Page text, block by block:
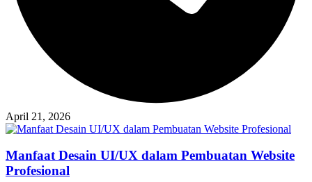
April 21, 2026
Manfaat Desain UI/UX dalam Pembuatan Website
Profesional